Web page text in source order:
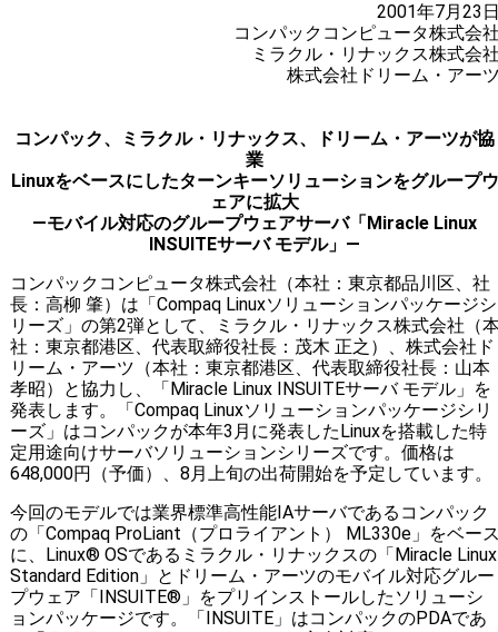
2001年7月23
コンパックコンピュータ株式会
ミラクル・リナックス株式会
株式会社ドリーム・アー
コンパック、ミラクル・リナックス、ドリーム・アーツが協
業
Linuxをベースにしたターンキーソリューションをグループウ
ェアに拡大
―モバイル対応のグループウェアサーバ「Miracle Linux
INSUITEサーバ モデル」―
コンパックコンピュータ株式会社（本社：東京都品川区、社
長：高柳 肇）は「Compaq Linuxソリューションパッケージシ
リーズ」の第2弾として、ミラクル・リナックス株式会社（
社：東京都港区、代表取締役社長：茂木 正之）、株式会社ド
リーム・アーツ（本社：東京都港区、代表取締役社長：山本
孝昭）と協力し、「Miracle Linux INSUITEサーバ モデル」を
発表します。「Compaq Linuxソリューションパッケージシリ
ーズ」はコンパックが本年3月に発表したLinuxを搭載した特
定用途向けサーバソリューションシリーズです。価格は
648,000円（予価）、8月上旬の出荷開始を予定しています。
今回のモデルでは業界標準高性能IAサーバであるコンパック
の「Compaq ProLiant（プロライアント） ML330e」をベー
に、Linux® OSであるミラクル・リナックスの「Miracle Linux
Standard Edition」とドリーム・アーツのモバイル対応グルー
プウェア「INSUITE®」をプリインストールしたソリューシ
ョンパッケージです。「INSUITE」はコンパックのPDAであ